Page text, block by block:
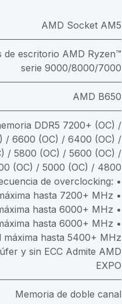
AMD Socket AM5
de escritorio AMD Ryzen™
serie 9000/8000/7000
AMD B650
DDR5 7200+ (OC) /
/ 6600 (OC) / 6400 (OC) /
/ 5800 (OC) / 5600 (OC) /
(OC) / 5000 (OC) / 4800
de overclocking: •
hasta 7200+ MHz •
hasta 6000+ MHz •
hasta 6000+ MHz •
máxima hasta 5400+ MHz
y sin ECC Admite AMD
EXPO
Memoria de doble canal